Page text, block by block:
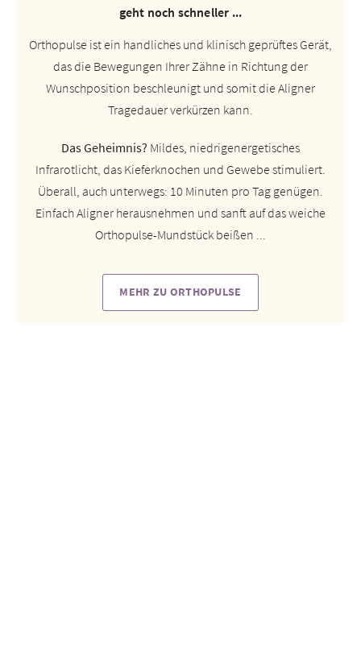
geht noch schneller ...
Orthopulse ist ein handliches und klinisch geprüftes Gerät,
das die Bewegungen Ihrer Zähne in Richtung der
Wunschposition beschleunigt und somit die Aligner
Tragedauer verkürzen kann.
Das Geheimnis? Mildes, niedrigenergetisches
Infrarotlicht, das Kieferknochen und Gewebe stimuliert.
Überall, auch unterwegs: 10 Minuten pro Tag genügen.
Einfach Aligner herausnehmen und sanft auf das weiche
Orthopulse-Mundstück beißen ...
MEHR ZU ORTHOPULSE